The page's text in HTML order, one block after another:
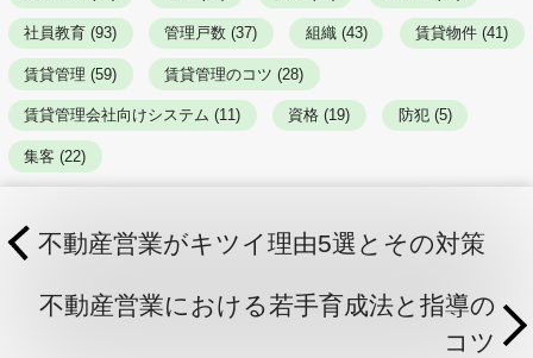
社員教育 (93) 管理戸数 (37) 組織 (43) 賃貸物件 (41)
賃貸管理 (59) 賃貸管理のコツ (28)
賃貸管理会社向けシステム (11) 資格 (19) 防犯 (5)
集客 (22)
不動産営業がキツイ理由5選とその対策
不動産営業における若手育成法と指導の
コツ